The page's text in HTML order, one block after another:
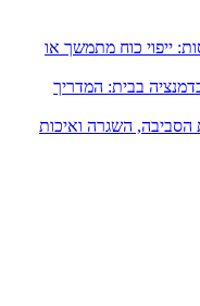
ייפוי כוח מתמשך או
בבית: המדריך
הסביבה, השגרה ואיכות